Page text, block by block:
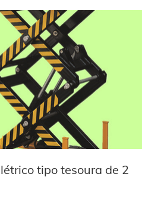
tipo tesoura de 2